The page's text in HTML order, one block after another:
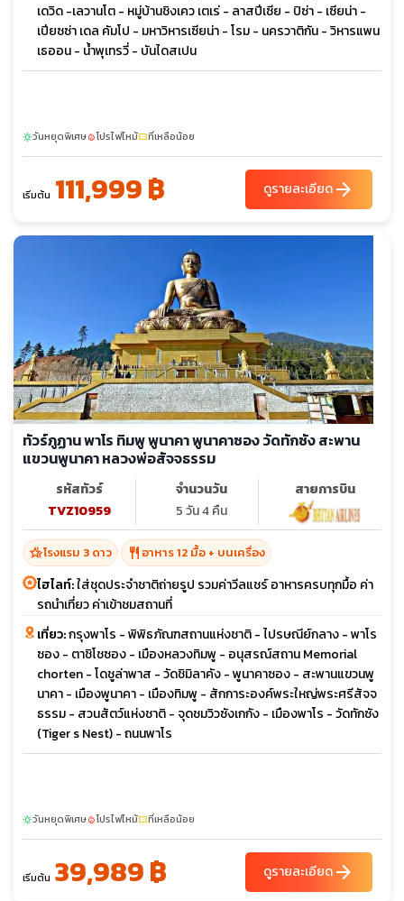
เดวิด -เลวานโต - หมู่บ้านชิงเคว เตเร่ - ลาสปีเซีย - ปิซ่า - เซียน่า -
เปียซซ่า เดล คัมโป - มหาวิหารเซียน่า - โรม - นครวาติกัน - วิหารแพน
เธออน - น้ำพุเทรวี่ - บันไดสเปน
sunnyวันหยุดพิเศษlocal_fire_departmentโปรไฟไหม้confirmation_numberที่เหลือน้อย
เริ่มต้น 111,999 ฿ ดูรายละเอียดarrow_forward
ทัวร์ภูฏาน พาโร ทิมพู พูนาคา พูนาคาซอง วัดทักซัง สะพาน
แขวนพูนาคา หลวงพ่อสัจจธรรม
รหัสทัวร์
TVZ10959
จำนวนวัน
5 วัน 4 คืน
สายการบิน
hotel_classโรงแรม 3 ดาว restaurant อาหาร 12 มื้อ + บนเครื่อง
ไฮไลท์:ใส่ชุดประจำชาติถ่ายรูป รวมค่าวีลแชร์ อาหารครบทุกมื้อ ค่า
รถนำเที่ยว ค่าเข้าชมสถานที่
เที่ยว:กรุงพาโร - พิพิธภัณฑสถานแห่งชาติ - ไปรษณีย์กลาง - พาโร
ซอง - ตาชิโชซอง - เมืองหลวงทิมพู - อนุสรณ์สถาน Memorial
chorten - โดชูล่าพาส - วัดชิมิลาคัง - พูนาคาซอง - สะพานแขวนพู
นาคา - เมืองพูนาคา - เมืองทิมพู - สักการะองค์พระใหญ่พระศรีสัจจ
ธรรม - สวนสัตว์แห่งชาติ - จุดชมวิวซังเกกัง - เมืองพาโร - วัดทักซัง
(Tiger s Nest) - ถนนพาโร
sunnyวันหยุดพิเศษlocal_fire_departmentโปรไฟไหม้confirmation_numberที่เหลือน้อย
เริ่มต้น 39,989 ฿ ดูรายละเอียดarrow_forward